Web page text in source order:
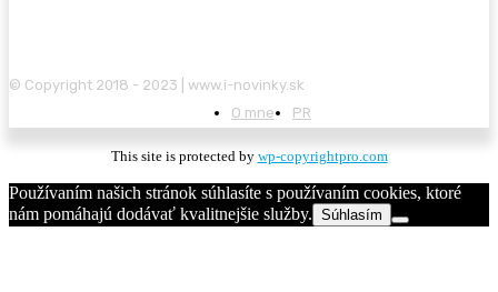
© Copyright 2018 - 2023 | www.i-novinky.sk
O mne
PR
This site is protected by wp-copyrightpro.com
Používaním našich stránok súhlasíte s používaním cookies, ktoré
nám pomáhajú dodávať kvalitnejšie služby. Súhlasím